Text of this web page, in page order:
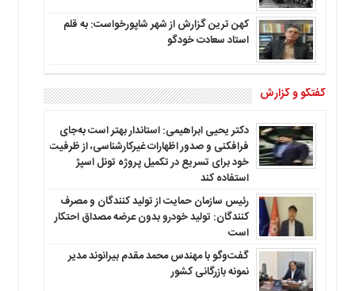
کهن ترین گزارش از شهر شاپورخواست: به قلم
استاد سعادت خودگو
گفتگو و گزارش
دکتر یحیی ابراهیمی: استاندار بهتر است به‌جای
فرافکنی و صدور اظهارات غیرکارشناسی، از ظرفیت
خود برای تسریع در تکمیل پروژه تونل اسپژ
استفاده کند
رئیس سازمان حمایت از تولید کنندگان و مصرف
کنندگان: تولید خودرو بدون عرضه مصداق احتکار
است
گفت‌وگو با مهندس محمد مقدم بیرانوند مدیر
نمونه بازرگانی کشور